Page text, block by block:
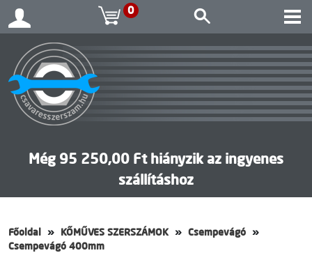
0
Még 95 250,00 Ft hiányzik az ingyenes
szállításhoz
Főoldal KŐMŰVES SZERSZÁMOK
Csempevágó
Csempevágó 400mm